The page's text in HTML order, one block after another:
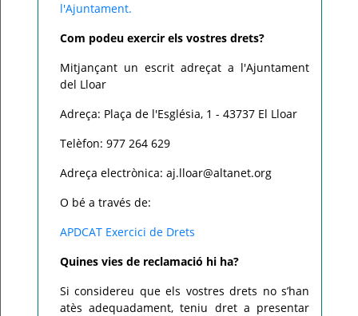
l'Ajuntament.
Com podeu exercir els vostres drets?
Mitjançant un escrit adreçat a l'Ajuntament
del Lloar
Adreça: Plaça de l'Església, 1 - 43737 El Lloar
Telèfon: 977 264 629
Adreça electrònica: aj.lloar@altanet.org
O bé a través de:
APDCAT Exercici de Drets
Quines vies de reclamació hi ha?
Si considereu que els vostres drets no s’han
atès adequadament, teniu dret a presentar